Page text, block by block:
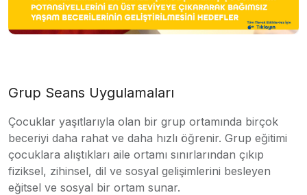
Grup Seans Uygulamaları
Çocuklar yaşıtlarıyla olan bir grup ortamında birçok
beceriyi daha rahat ve daha hızlı öğrenir. Grup eğitimi
çocuklara alıştıkları aile ortamı sınırlarından çıkıp
fiziksel, zihinsel, dil ve sosyal gelişimlerini besleyen
eğitsel ve sosyal bir ortam sunar.